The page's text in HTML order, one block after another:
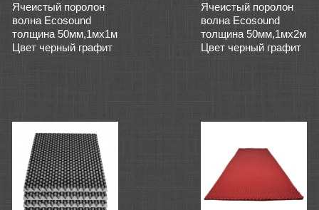
Ячеистый поролон
волна Ecosound
толщина 50мм,1мх1м
Цвет черный графит
Ячеистый поролон
волна Ecosound
толщина 50мм,1мх2м
Цвет черный графит